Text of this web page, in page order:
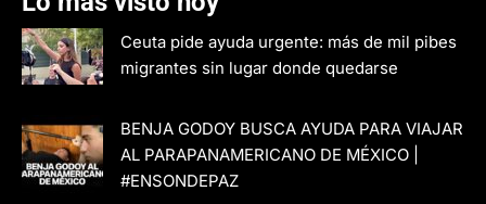
Ceuta pide ayuda urgente: más de mil pibes
migrantes sin lugar donde quedarse
BENJA GODOY BUSCA AYUDA PARA VIAJAR
AL PARAPANAMERICANO DE MÉXICO |
#ENSONDEPAZ